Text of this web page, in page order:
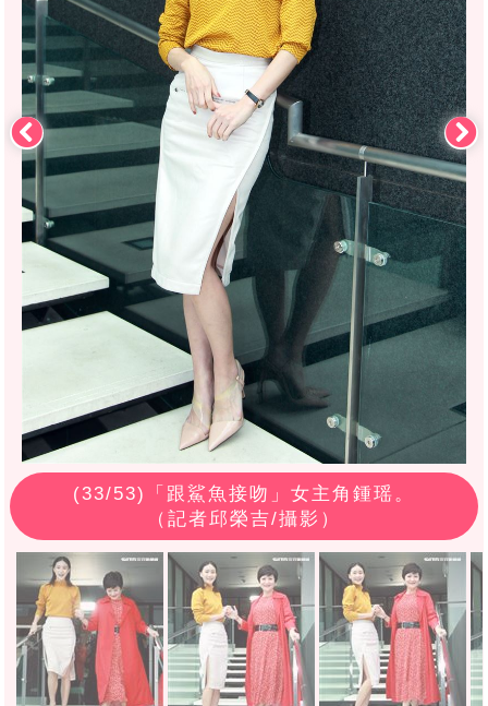
(33/53)「跟鯊魚接吻」女主角鍾瑶。
（記者邱榮吉/攝影）